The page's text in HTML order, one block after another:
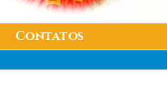
Contatos